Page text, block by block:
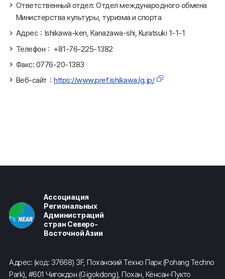
Ответственный отдел: Отдел международного обмена
Министерства культуры, туризма и спорта
Адрес：Ishikawa-ken, Kanazawa-shi, Kuratsuki 1-1-1
Телефон： +81-76-225-1382
Факс: 0776-20-1383
Веб-сайт： https://www.pref.ishikawa.lg.jp/
Ассоциация
Региональных
Администраций
стран Северо-
Восточной Азии
Адрес: (код: 37668) 3F, Поханский Техно Парк (Pohang Techno
Park), #601 Чигокдон (Gigokdong), Похан, Кёнсан-Пукто